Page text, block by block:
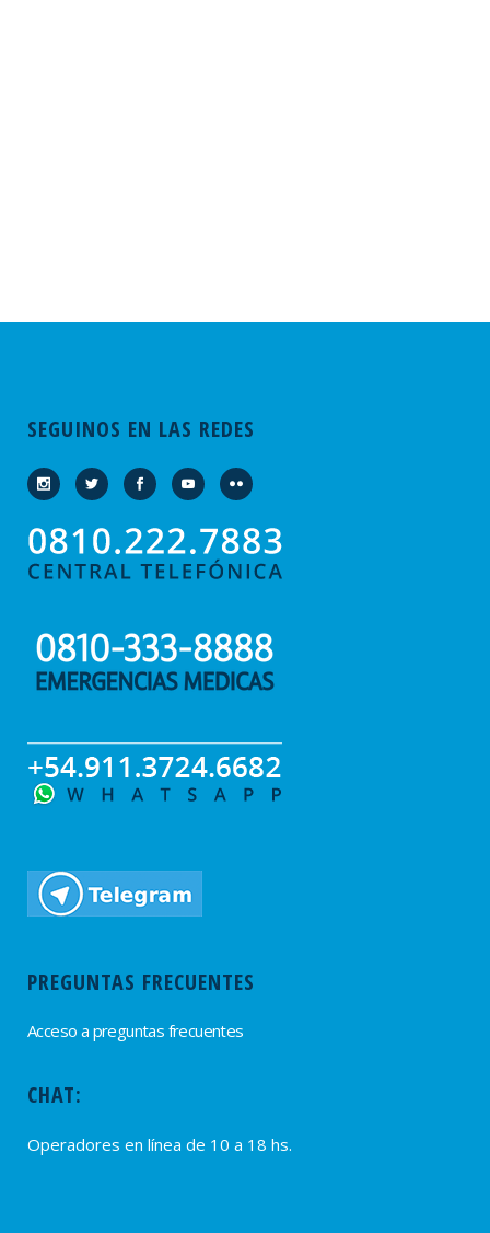
SEGUINOS EN LAS REDES
PREGUNTAS FRECUENTES
Acceso a preguntas frecuentes
CHAT:
Operadores en línea de 10 a 18 hs.